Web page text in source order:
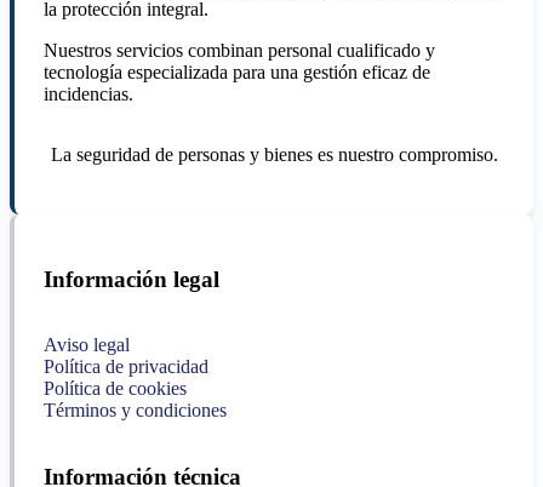
la protección integral.
Nuestros servicios combinan personal cualificado y
tecnología especializada para una gestión eficaz de
incidencias.
La seguridad de personas y bienes es nuestro compromiso.
Información legal
Aviso legal
Política de privacidad
Política de cookies
Términos y condiciones
Información técnica